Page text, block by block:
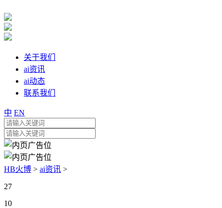
关于我们
ai资讯
ai动态
联系我们
中 EN
HB火博 > ai资讯 >
27
10